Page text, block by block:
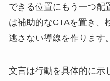
できる位置にもう一つ配
は補助的なCTAを置き、
逃さない導線を作ります。
文言は行動を具体的に示